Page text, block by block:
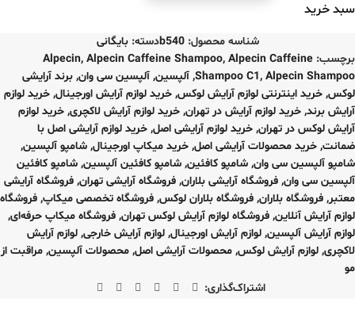
سبد خرید
شناسه محصول:b540دسته: بایگانی
برچسب:
Alpecin, Alpecin Caffeine Shampoo, Alpecin Caffeine
Shampoo C1, Alpecin Shampoo
, آلپسین, آلپسین سی وان, برند آرایشی
لوکس, خرید اینترنتی لوازم آرایش لوکس, خرید لوازم آرایش اورجینال, خرید لوازم
آرایش برند, خرید لوازم آرایش در تهران, خرید لوازم آرایش لاکچری, خرید لوازم
آرایش لوکس در تهران, خرید لوازم آرایشی اصل, خرید لوازم آرایشی اصل با
ضمانت, خرید محصولات آرایشی اصل, خرید میکاپ اورجینال, شامپو آلپسین,
شامپو آلپسین سی وان, شامپو کافئین, شامپو کافئین آلپسین, شامپو کافئین
آلپسین سی وان, فروشگاه آرایشی بلاران, فروشگاه آرایشی تهران, فروشگاه آرایشی
معتبر, فروشگاه بلاران, فروشگاه بلاران لوکس, فروشگاه تخصصی میکاپ, فروشگاه
لوازم آرایش آنلاین, فروشگاه لوازم آرایش لوکس تهران, فروشگاه میکاپ حرفه‌ای,
لوازم آرایش آلپسین, لوازم آرایش اورجینال, لوازم آرایش خارجی, لوازم آرایش
لاکچری, لوازم آرایش لوکس, محصولات آرایشی اصل, محصولات آلپسین, مراقبت از
مو
اشتراک‌گذاری: